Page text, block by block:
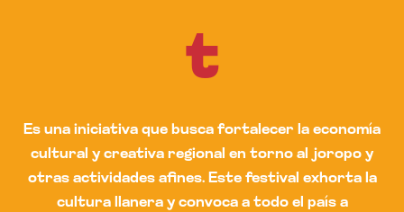
t
Es una iniciativa que busca fortalecer la economía
cultural y creativa regional en torno al joropo y
otras actividades afines. Este festival exhorta la
cultura llanera y convoca a todo el país a